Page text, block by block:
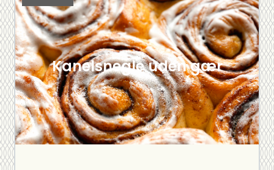
Kanelsnegle uden gær